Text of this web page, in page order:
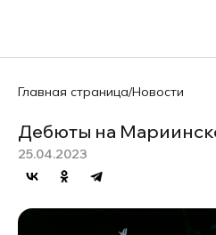
Главная страница/Новости
Дебюты на
25.04.2023